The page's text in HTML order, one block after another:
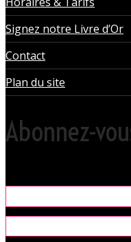
Signez notre Livre d’Or
Contact
Plan du site
Abonnez-